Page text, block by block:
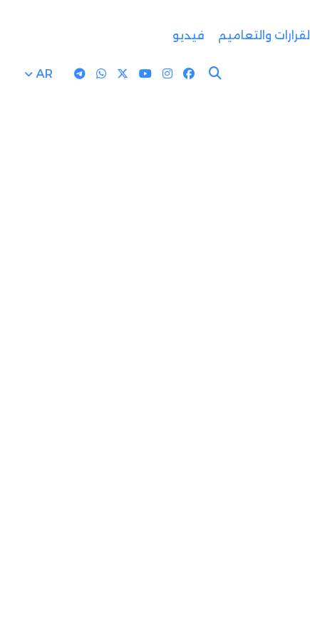
القرارات والتعاميم فيديو
AR